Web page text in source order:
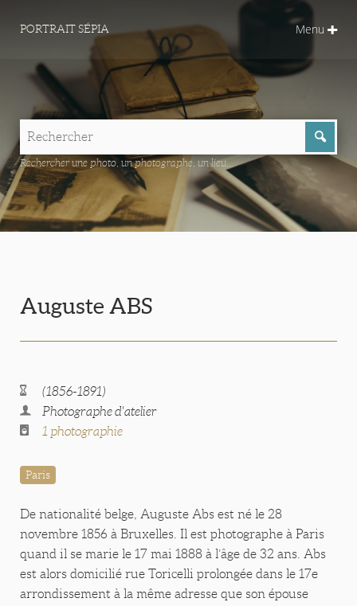
PORTRAIT SÉPIA Menu
Rechercher une photo, un photographe, un lieu...
Auguste ABS
(1856-1891)
Photographe d'atelier
1 photographie
Paris
De nationalité belge, Auguste Abs est né le 28
novembre 1856 à Bruxelles. Il est photographe à Paris
quand il se marie le 17 mai 1888 à l’âge de 32 ans. Abs
est alors domicilié rue Toricelli prolongée dans le 17e
arrondissement à la même adresse que son épouse